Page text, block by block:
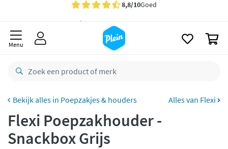
Gratisbezorging vanaf 35,- *
Bestelling uiterlijkzaterdag
Gratisretourneren
Betaal met Klarna
Menu
Poepzakjes & houders Alles van Flexi
Flexi Poepzakhouder -
Snackbox Grijs